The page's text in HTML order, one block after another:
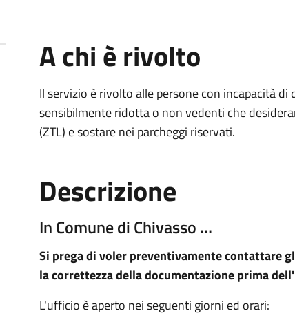
A chi è rivolto
Il servizio è rivolto alle persone con incapacità di
sensibilmente ridotta o non vedenti che
(ZTL) e sostare nei parcheggi riservati.
Descrizione
In Comune di Chivasso …
Si prega di voler preventivamente contattare
la correttezza della documentazione prima
L'ufficio è aperto nei seguenti giorni ed orari: